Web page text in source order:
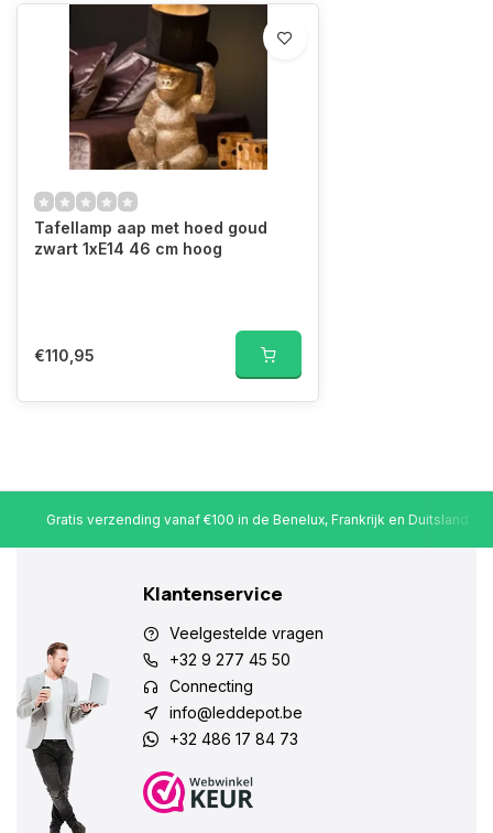
Tafellamp aap met hoed goud
zwart 1xE14 46 cm hoog
€110,95
Gratis verzending vanaf €100 in de Benelux, Frankrijk en Duitsland
Klantenservice
Veelgestelde vragen
+32 9 277 45 50
Connecting
info@leddepot.be
+32 486 17 84 73